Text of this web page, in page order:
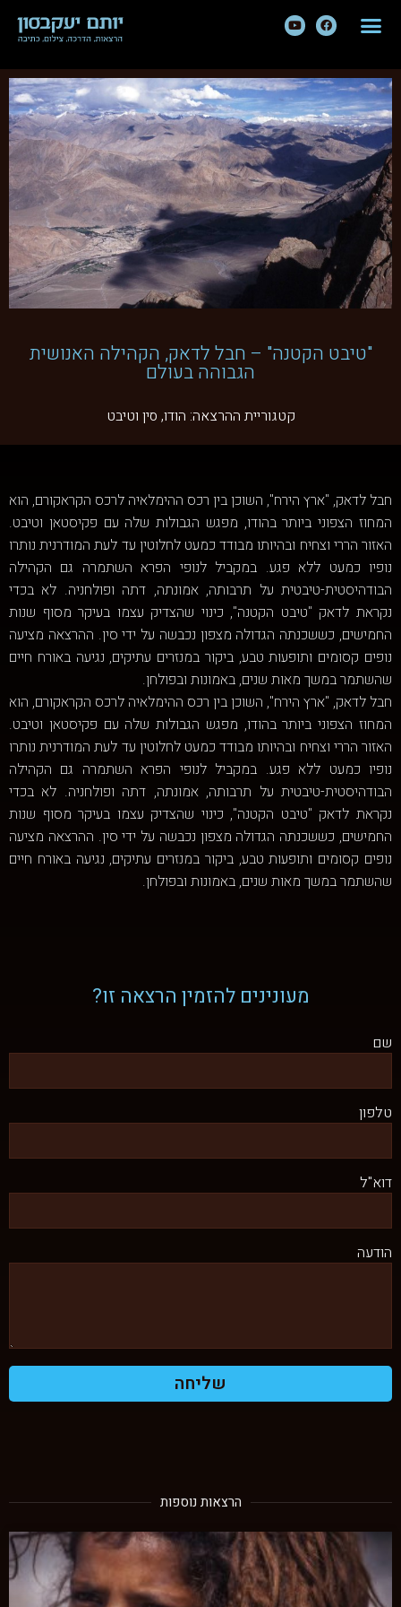
"טיבט הקטנה" – חבל לדאק, הקהילה האנושית
הגבוהה בעולם
קטגוריית ההרצאה: הודו, סין וטיבט
חבל לדאק, "ארץ הירח", השוכן בין רכס ההימלאיה לרכס הקראקורם, הוא
המחוז הצפוני ביותר בהודו, מפגש הגבולות שלה עם פקיסטאן וטיבט.
האזור הררי וצחיח ובהיותו מבודד כמעט לחלוטין עד לעת המודרנית נותרו
נופיו כמעט ללא פגע. במקביל לנופי הפרא השתמרה גם הקהילה
הבודהיסטית-טיבטית על תרבותה, אמונתה, דתה ופולחניה. לא בכדי
נקראת לדאק "טיבט הקטנה", כינוי שהצדיק עצמו בעיקר מסוף שנות
החמישים, כששכנתה הגדולה מצפון נכבשה על ידי סין. ההרצאה מציעה
נופים קסומים ותופעות טבע, ביקור במנזרים עתיקים, נגיעה באורח חיים
שהשתמר במשך מאות שנים, באמונות ובפולחן.
חבל לדאק, "ארץ הירח", השוכן בין רכס ההימלאיה לרכס הקראקורם, הוא
המחוז הצפוני ביותר בהודו, מפגש הגבולות שלה עם פקיסטאן וטיבט.
האזור הררי וצחיח ובהיותו מבודד כמעט לחלוטין עד לעת המודרנית נותרו
נופיו כמעט ללא פגע. במקביל לנופי הפרא השתמרה גם הקהילה
הבודהיסטית-טיבטית על תרבותה, אמונתה, דתה ופולחניה. לא בכדי
נקראת לדאק "טיבט הקטנה", כינוי שהצדיק עצמו בעיקר מסוף שנות
החמישים, כששכנתה הגדולה מצפון נכבשה על ידי סין. ההרצאה מציעה
נופים קסומים ותופעות טבע, ביקור במנזרים עתיקים, נגיעה באורח חיים
שהשתמר במשך מאות שנים, באמונות ובפולחן.
מעונינים להזמין הרצאה זו?
שם
טלפון
דוא"ל
הודעה
שליחה
הרצאות נוספות